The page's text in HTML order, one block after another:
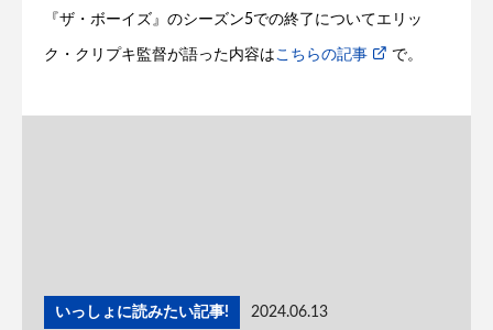
『ザ・ボーイズ』のシーズン5での終了についてエリッ
ク・クリプキ監督が語った内容はこちらの記事 で。
いっしょに読みたい記事! 2024.06.13